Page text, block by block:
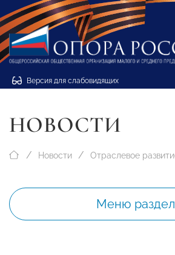
Версия для слабовидящих
НОВОСТИ
Новости Отраслевое
Меню